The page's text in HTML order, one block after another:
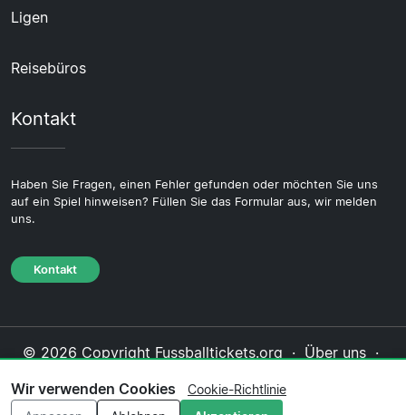
Ligen
Reisebüros
Kontakt
Haben Sie Fragen, einen Fehler gefunden oder möchten Sie uns
auf ein Spiel hinweisen? Füllen Sie das Formular aus, wir melden
uns.
Kontakt
© 2026 Copyright Fussballtickets.org · Über uns ·
Cookie-Richtlinie·Redaktionelle Richtlinie
Wir verwenden Cookies
Cookie-Richtlinie